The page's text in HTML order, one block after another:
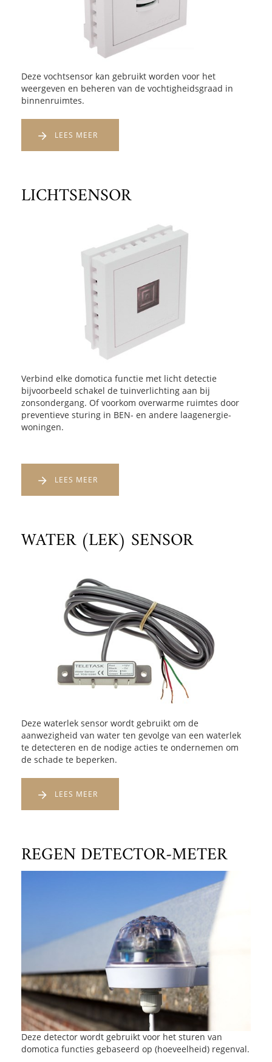
Deze vochtsensor kan gebruikt worden voor het
weergeven en beheren van de vochtigheidsgraad in
binnenruimtes.
LEES MEER
LICHTSENSOR
Verbind elke domotica functie met licht detectie
bijvoorbeeld schakel de tuinverlichting aan bij
zonsondergang. Of voorkom overwarme ruimtes door
preventieve sturing in BEN- en andere laagenergie-
woningen.
LEES MEER
WATER (LEK) SENSOR
Deze waterlek sensor wordt gebruikt om de
aanwezigheid van water ten gevolge van een waterlek
te detecteren en de nodige acties te ondernemen om
de schade te beperken.
LEES MEER
REGEN DETECTOR-METER
Deze detector wordt gebruikt voor het sturen van
domotica functies gebaseerd op (hoeveelheid) regenval.